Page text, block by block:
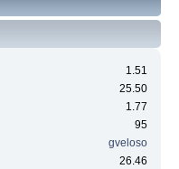
1.51
25.50
1.77
95
gveloso
26.46